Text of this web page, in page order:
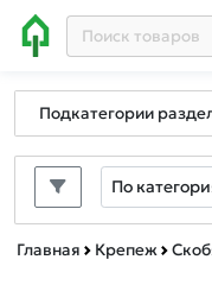
Подкатегории
По
Главная Крепеж